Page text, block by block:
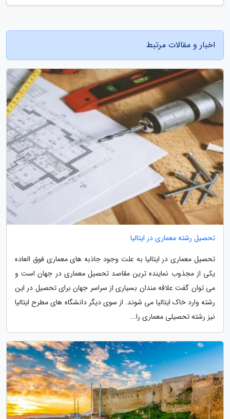
اخبار و مقالات مرتبط
تحصیل رشته معماری در ایتالیا
تحصیل معماری در ایتالیا به علت وجود جاذبه های معماری فوق العاده
یکی از مجذوب نماینده ترین مقاصد تحصیل معماری در جهان است و
می توان گفت علاقه مندان بسیاری از سراسر جهان برای تحصیل در این
رشته وارد خاک ایتالیا می شوند. از سوی دیگر دانشگاه های مطرح ایتالیا
نیز رشته تحصیلی معماری را...